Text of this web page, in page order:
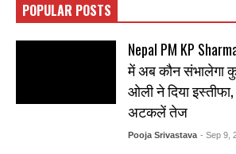
POPULAR POSTS
Nepal PM KP
में अब कौन संभालेगा
ओली ने दिया
अटकलें तेज
Pooja Srivastava - Sep 9,